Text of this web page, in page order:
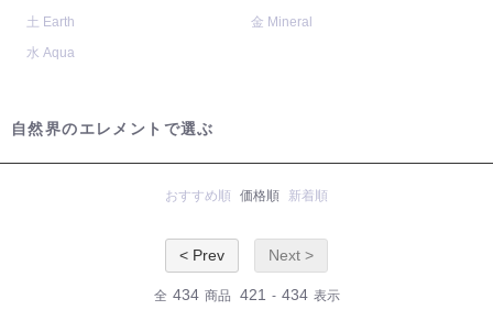
土 Earth
金 Mineral
水 Aqua
自然界のエレメントで選ぶ
おすすめ順 価格順 新着順
< Prev Next >
全 434 商品 421 - 434 表示